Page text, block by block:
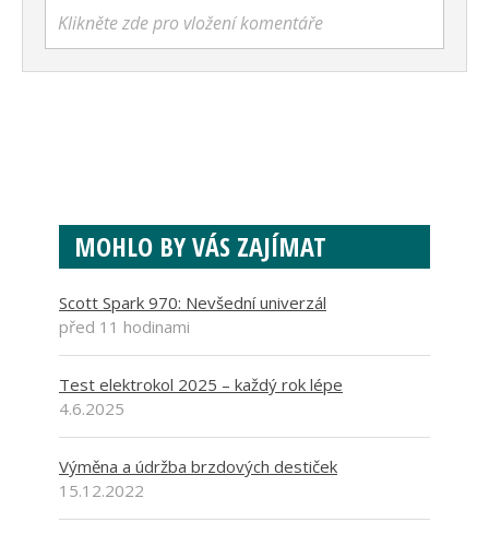
Klikněte zde pro vložení komentáře
MOHLO BY VÁS ZAJÍMAT
Scott Spark 970: Nevšední univerzál
před 11 hodinami
Test elektrokol 2025 – každý rok lépe
4.6.2025
Výměna a údržba brzdových destiček
15.12.2022